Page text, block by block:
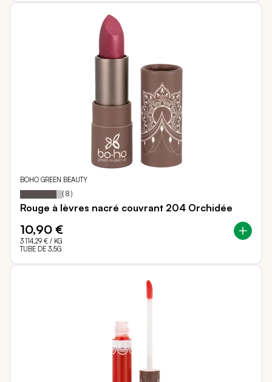
BOHO GREEN BEAUTY
Notation: 85
% of
( 8 )
Rouge à lèvres nacré couvrant 204 Orchidée
10,90 €
3 114,29 € / KG
TUBE DE 3,5G